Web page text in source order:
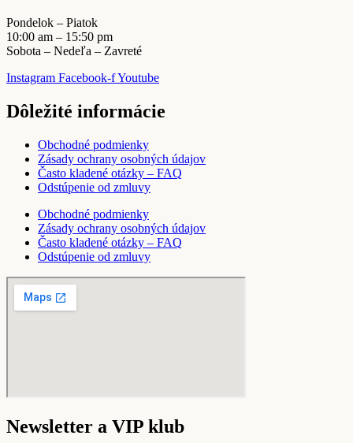
Pondelok – Piatok
10:00 am – 15:50 pm
Sobota – Nedeľa – Zavreté
Instagram Facebook-fYoutube
Dôležité informácie
Obchodné podmienky
Zásady ochrany osobných údajov
Často kladené otázky – FAQ
Odstúpenie od zmluvy
Obchodné podmienky
Zásady ochrany osobných údajov
Často kladené otázky – FAQ
Odstúpenie od zmluvy
Newsletter a VIP klub